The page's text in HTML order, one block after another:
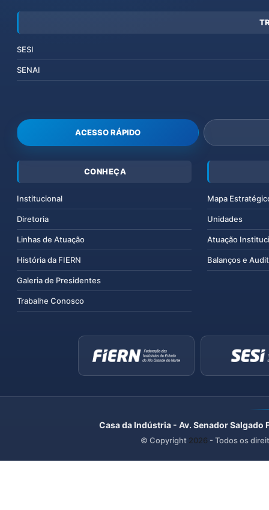
SESI
SENAI
ACESSO RÁPIDO
CONHEÇA
Institucional
Diretoria
Linhas de Atuação
História da FIERN
Galeria de Presidentes
Trabalhe Conosco
Mapa
Unidades
Atuação
Balanços e
Casa da Indústria - Av. Senador
© Copyright 2026 - Todos os